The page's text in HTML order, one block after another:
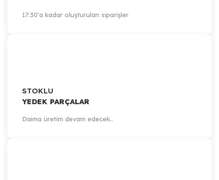
17:30'a kadar oluşturulan siparişler
STOKLU
YEDEK PARÇALAR
Daima üretim devam edecek..